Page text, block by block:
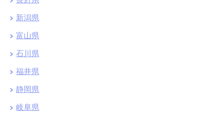
新潟県
富山県
石川県
福井県
静岡県
岐阜県